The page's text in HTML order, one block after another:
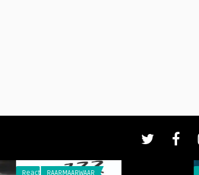
RAARMAARWAAR